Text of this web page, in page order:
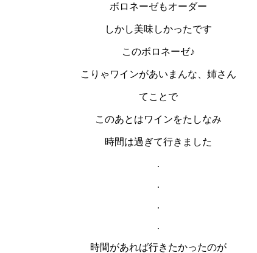
ボロネーゼもオーダー
しかし美味しかったです
このボロネーゼ♪
こりゃワインがあいまんな、姉さん
てことで
このあとはワインをたしなみ
時間は過ぎて行きました
.
.
.
.
時間があれば行きたかったのが